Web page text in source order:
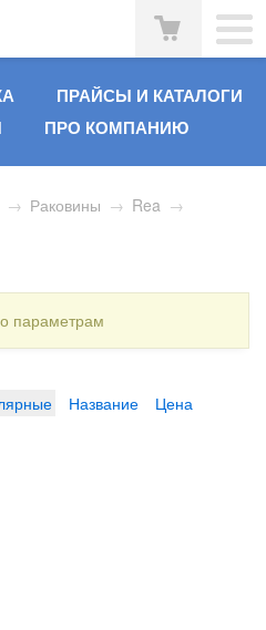
ПРАЙСЫ И КАТАЛОГИ
ПРО КОМПАНИЮ
→ Раковины → Rea →
параметрам
Название
Цена